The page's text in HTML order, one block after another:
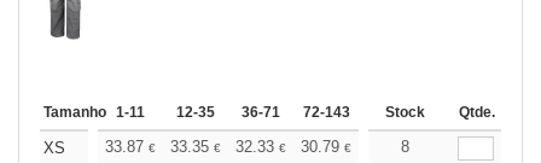
Tamanho 1-11 12-35 36-71 72-143 144-287 288 +
Stock Qtde.
XS 33.87 € 33.35 € 32.33 € 30.79 € 29.25
8